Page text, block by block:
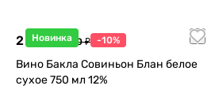
Новинка
2 115 ₽2 350 ₽ -10%
Вино Бакла Совиньон Блан белое
сухое 750 мл 12%